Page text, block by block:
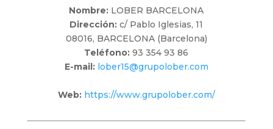
Nombre: LOBER BARCELONA
Dirección:c/ Pablo Iglesias, 11
08016, BARCELONA (Barcelona)
Teléfono:93 354 93 86
E-mail: lober15@grupolober.com
Web: https://www.grupolober.com/